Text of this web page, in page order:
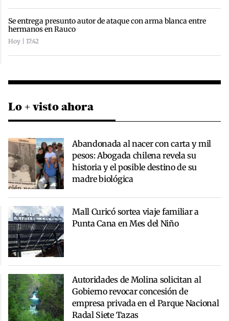
Se entrega presunto autor de ataque con arma blanca entre
hermanos en Rauco
Hoy | 17:42
Lo + visto ahora
Abandonada al nacer con carta y mil
pesos: Abogada chilena revela su
historia y el posible destino de su
madre biológica
Mall Curicó sortea viaje familiar a
Punta Cana en Mes del Niño
Autoridades de Molina solicitan al
Gobierno revocar concesión de
empresa privada en el Parque Nacional
Radal Siete Tazas